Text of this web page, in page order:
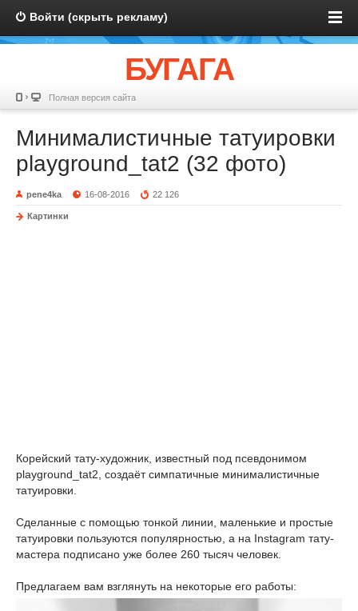
Войти (скрыть рекламу)
БУГАГА
Полная версия сайта
Минималистичные татуировки
playground_tat2 (32 фото)
pene4ka 16-08-2016 22 126
Картинки
Корейский тату-художник, известный под псевдонимом
playground_tat2, создаёт симпатичные минималистичные
татуировки.
Сделанные с помощью тонкой линии, маленькие и простые
татуировки пользуются популярностью, а на Instagram тату-
мастера подписано уже более 260 тысяч человек.
Предлагаем вам взглянуть на некоторые его работы: